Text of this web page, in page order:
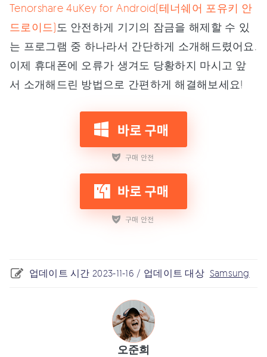
Tenorshare 4uKey for Android(테너쉐어 포유키 안
드로이드) 도 안전하게 기기의 잠금을 해제할 수 있
는 프로그램 중 하나라서 간단하게 소개해드렸어요.
이제 휴대폰에 오류가 생겨도 당황하지 마시고 앞
서 소개해드린 방법으로 간편하게 해결해보세요!
업데이트 시간 2023-11-16 / 업데이트 대상 Samsung
오준희